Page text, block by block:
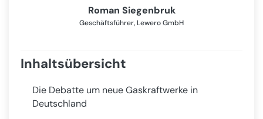
Roman Siegenbruk
Geschäftsführer, Lewero GmbH
Inhaltsübersicht
Die Debatte um neue Gaskraftwerke in
Deutschland